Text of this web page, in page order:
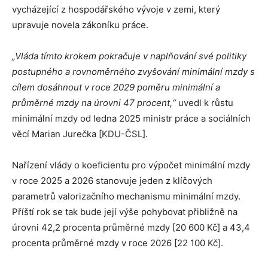
vycházející z hospodářského vývoje v zemi, který
upravuje novela zákoníku práce.
„Vláda tímto krokem pokračuje v naplňování své politiky
postupného a rovnoměrného zvyšování minimální mzdy s
cílem dosáhnout v roce 2029 poměru minimální a
průměrné mzdy na úrovni 47 procent,“ uvedl k růstu
minimální mzdy od ledna 2025 ministr práce a sociálních
věcí Marian Jurečka [KDU-ČSL].
Nařízení vlády o koeficientu pro výpočet minimální mzdy
v roce 2025 a 2026 stanovuje jeden z klíčových
parametrů valorizačního mechanismu minimální mzdy.
Příští rok se tak bude její výše pohybovat přibližně na
úrovni 42,2 procenta průměrné mzdy [20 600 Kč] a 43,4
procenta průměrné mzdy v roce 2026 [22 100 Kč].